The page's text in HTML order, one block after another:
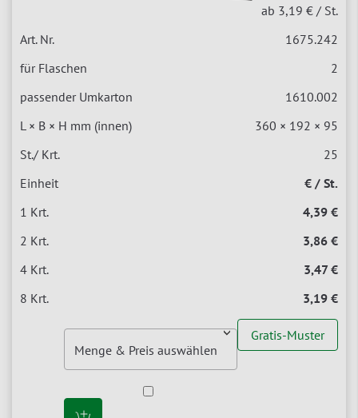
ab 3,19 € / St.
1675.242
2
1610.002
360 × 192 × 95
25
€ / St.
4,39 €
3,86 €
3,47 €
3,19 €
Gratis-Muster